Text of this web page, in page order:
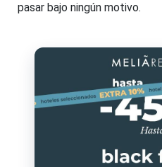
pasar bajo ningún motivo.